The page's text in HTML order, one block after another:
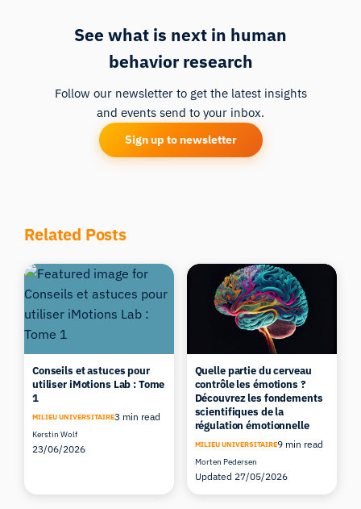
See what is next in human
behavior research
Follow our newsletter to get the latest insights
and events send to your inbox.
Sign up to newsletter
Related Posts
Conseils et astuces pour
utiliser iMotions Lab : Tome
1
MILIEU UNIVERSITAIRE3 min read
Kerstin Wolf
23/06/2026
Quelle partie du cerveau
contrôle les émotions ?
Découvrez les fondements
scientifiques de la
régulation émotionnelle
MILIEU UNIVERSITAIRE9 min read
Morten Pedersen
Updated 27/05/2026